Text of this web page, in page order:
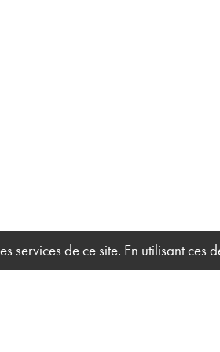
services de ce site. En utilisant